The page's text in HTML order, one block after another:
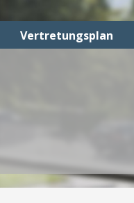
Vertretungsplan